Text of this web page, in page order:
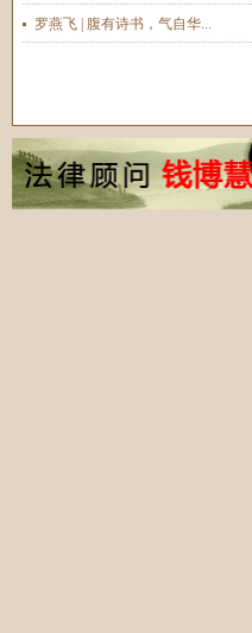
罗燕飞 | 腹有诗书，气自华...